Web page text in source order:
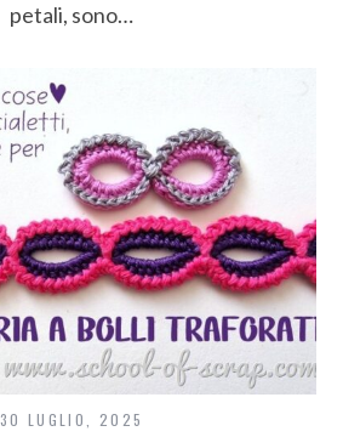
petali, sono…
30 LUGLIO, 2025